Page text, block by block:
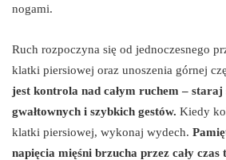
nogami.
Ruch rozpoczyna się od jednoczesnego
klatki piersiowej oraz unoszenia górnej
jest kontrola nad całym ruchem – staraj
gwałtownych i szybkich gestów. Kiedy
klatki piersiowej, wykonaj wydech.
napięcia mięśni brzucha przez cały